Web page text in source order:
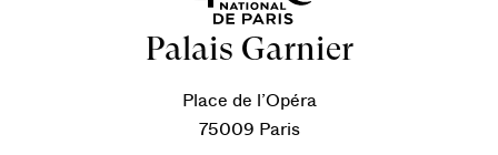
Palais Garnier
Place de l’Opéra
75009 Paris